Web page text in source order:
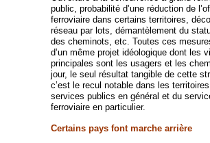
public, probabilité d’une réduction de
ferroviaire dans certains territoires,
réseau par lots, démantèlement du
des cheminots, etc. Toutes ces
d’un même projet idéologique dont les
principales sont les usagers et les
jour, le seul résultat tangible de cette
c’est le recul notable dans les
services publics en général et du
ferroviaire en particulier.
Certains pays font marche arrière